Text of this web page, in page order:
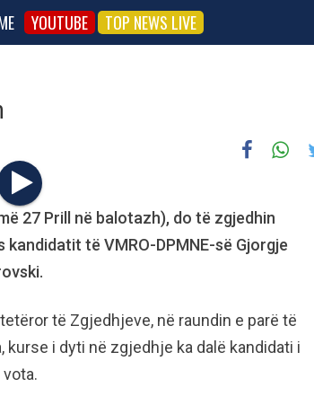
YOUTUBE TOP NEWS LIVE
27 Prill në balotazh), do të zgjedhin
të VMRO-DPMNE-së Gjorgje
të Zgjedhjeve, në raundin e parë të
i dyti në zgjedhje ka dalë kandidati i